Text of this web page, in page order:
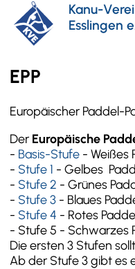
zum
Inhalt
Kanu-
Esslingen
EPP
Europäischer Paddel-
Der Europäische
- Basis-Stufe- Weißes
- Stufe 1 - Gelbes
- Stufe 2 - Grünes
- Stufe 3- Blaues
- Stufe 4 - Rotes
- Stufe 5 - Schwarzes
Die ersten 3 Stufen
Ab der Stufe 3 gibt es